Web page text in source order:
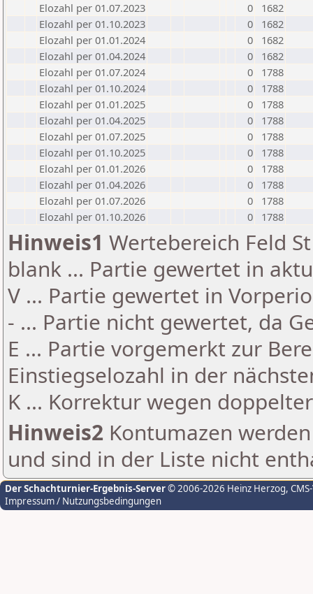
Elozahl per 01.07.2023
0
1682
Elozahl per 01.10.2023
0
1682
Elozahl per 01.01.2024
0
1682
Elozahl per 01.04.2024
0
1682
Elozahl per 01.07.2024
0
1788
Elozahl per 01.10.2024
0
1788
Elozahl per 01.01.2025
0
1788
Elozahl per 01.04.2025
0
1788
Elozahl per 01.07.2025
0
1788
Elozahl per 01.10.2025
0
1788
Elozahl per 01.01.2026
0
1788
Elozahl per 01.04.2026
0
1788
Elozahl per 01.07.2026
0
1788
Elozahl per 01.10.2026
0 1788
Hinweis1 Wertebereich Feld
blank ... Partie gewertet in
V ... Partie gewertet in
- ... Partie nicht gewertet, da
E ... Partie vorgemerkt zur
Einstiegselozahl in der
K ... Korrektur wegen
Hinweis2 Kontumazen
und sind in der Liste nicht
Der Schachturnier-Ergebnis-Server© 2006-2026 Heinz Herzog,
Impressum / Nutzungsbedingungen